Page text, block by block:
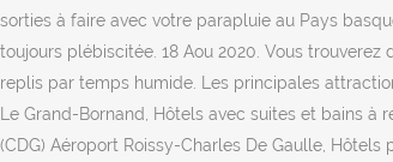
sorties à faire avec votre parapluie au Pays
toujours plébiscitée. 18 Aou 2020. Vous
replis par temps humide. Les principales
Le Grand-Bornand, Hôtels avec suites et bains
(CDG) Aéroport Roissy-Charles De Gaulle,